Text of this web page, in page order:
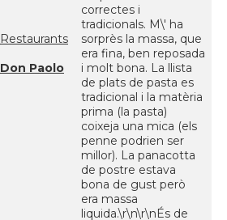
Restaurants
Don Paolo
correctes i
tradicionals. M\' ha
sorprès la massa, que
era fina, ben reposada
i molt bona. La llista
de plats de pasta es
tradicional i la matèria
prima (la pasta)
coixeja una mica (els
penne podrien ser
millor). La panacotta
de postre estava
bona de gust però
era massa
liquida.\r\n\r\nÉs de